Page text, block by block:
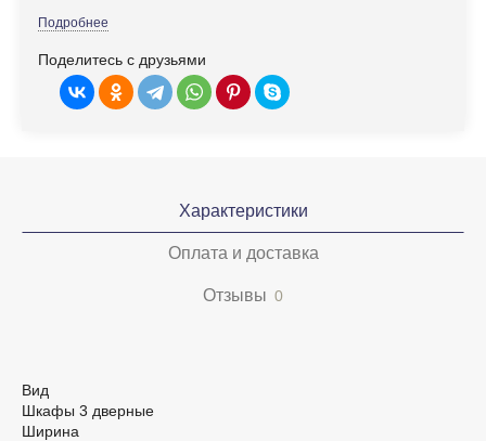
Подробнее
Поделитесь с друзьями
Характеристики
Оплата и доставка
Отзывы 0
Вид
Шкафы 3 дверные
Ширина